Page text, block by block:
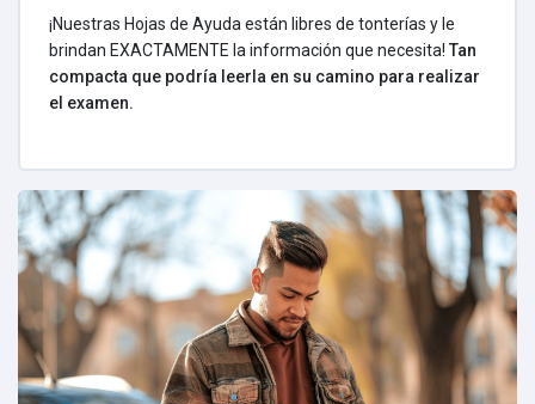
¡Nuestras Hojas de Ayuda están libres de tonterías y le
brindan EXACTAMENTE la información que necesita! Tan
compacta que podría leerla en su camino para realizar
el examen.